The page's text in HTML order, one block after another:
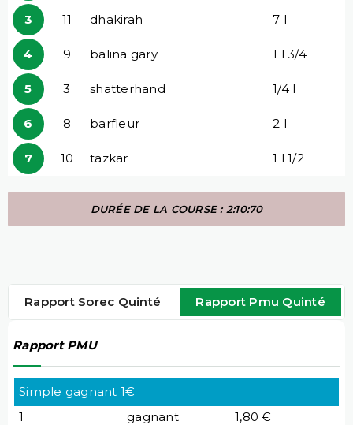
3 11 dhakirah 7 l
4 9 balina gary 1 l 3/4
5 3 shatterhand 1/4 l
6 8 barfleur 2 l
7 10 tazkar 1 l 1/2
DURÉE DE LA COURSE : 2:10:70
Rapport Sorec Quinté Rapport Pmu Quinté
Rapport PMU
Simple gagnant 1€
1
gagnant
1,80 €